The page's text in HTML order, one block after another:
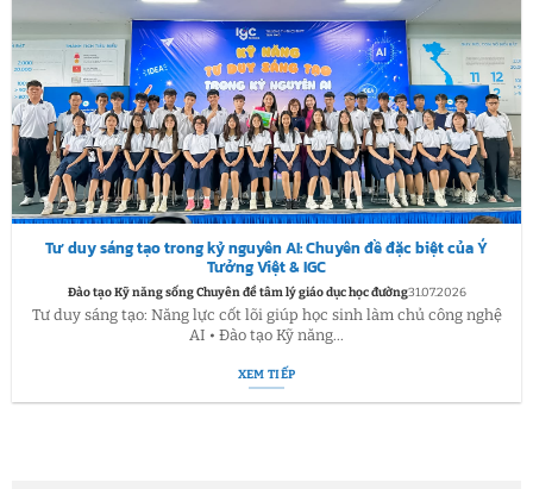
Tư duy sáng tạo trong kỷ nguyên AI: Chuyên đề đặc biệt của Ý
Tưởng Việt & IGC
Đào tạo Kỹ năng sống Chuyên đề tâm lý giáo dục học đường31.07.2026
Tư duy sáng tạo: Năng lực cốt lõi giúp học sinh làm chủ công nghệ
AI • Đào tạo Kỹ năng...
XEM TIẾP